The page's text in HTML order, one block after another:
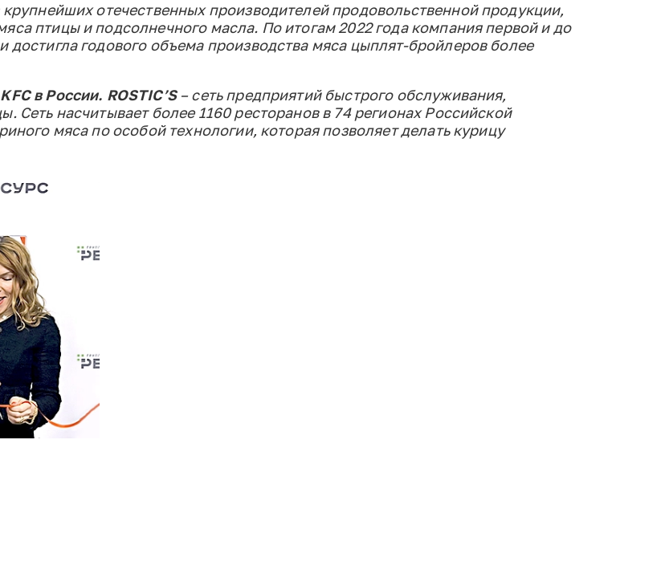
отечественных производителей продовольственной продукции,
птицы и подсолнечного масла. По итогам 2022 года компания первой и до
достигла годового объема производства мяса цыплят-бройлеров более
в России. ROSTIC’S– сеть предприятий быстрого обслуживания,
Сеть насчитывает более 1160 ресторанов в 74 регионах Российской
мяса по особой технологии, которая позволяет делать курицу